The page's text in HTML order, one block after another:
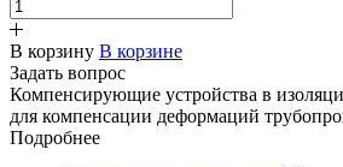
В корзину В корзине
Задать вопрос
Компенсирующие устройства в
для компенсации деформаций
Подробнее